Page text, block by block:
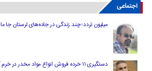
اجتماعی
میلیون تردد؛ چند زندگی در جاده‌های لرستان جا
دستگیری ۱۱ خرده فروش انواع مواد مخدر در خرم آباد